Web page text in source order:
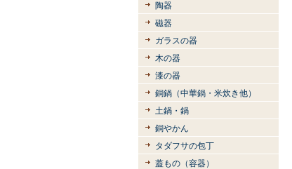
陶器
磁器
ガラスの器
木の器
漆の器
銅鍋（中華鍋・米炊き他）
土鍋・鍋
銅やかん
タダフサの包丁
蓋もの（容器）